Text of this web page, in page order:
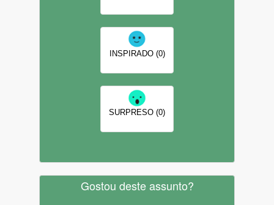
INSPIRADO (0)
SURPRESO (0)
Gostou deste assunto?